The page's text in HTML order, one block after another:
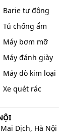
Barie tự động
Tủ chống ẩm
Máy bơm mỡ
Máy đánh giày
Máy dò kim loại
Xe quét rác
Dịch, Hà Nội